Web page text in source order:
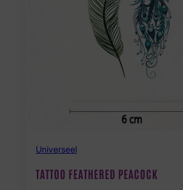
Universeel
TATTOO FEATHERED PEACOCK